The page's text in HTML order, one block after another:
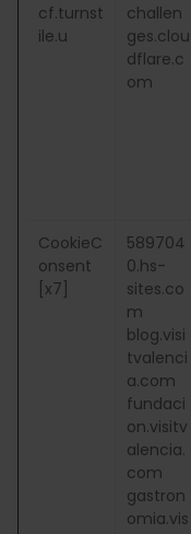
cf.turnst
ile.u
challen
ges.clou
dflare.c
om
CookieC
onsent
[x7]
589704
0.hs-
sites.co
m
blog.visi
tvalenci
a.com
fundaci
on.visitv
alencia.
com
gastron
omia.vis